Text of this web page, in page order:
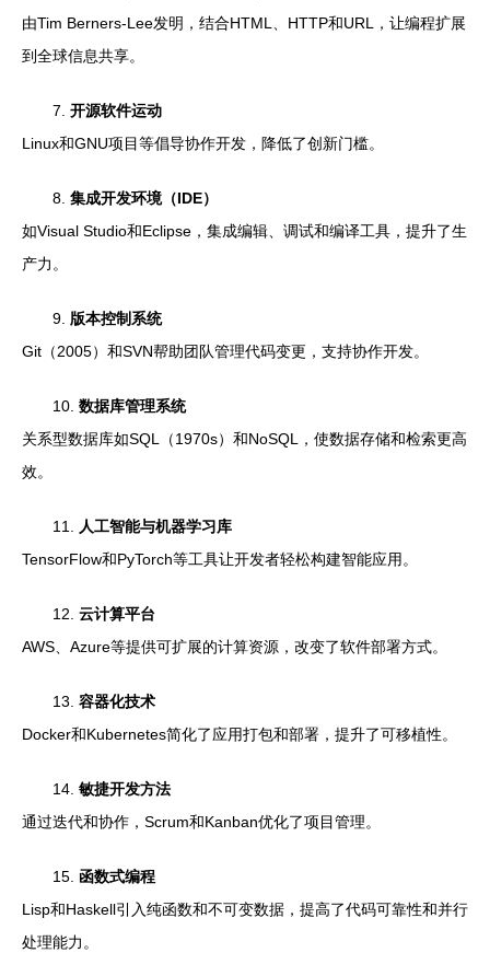
由Tim Berners-Lee发明，结合HTML、HTTP和URL，让编程扩展
到全球信息共享。
7. 开源软件运动
Linux和GNU项目等倡导协作开发，降低了创新门槛。
8. 集成开发环境（IDE）
如Visual Studio和Eclipse，集成编辑、调试和编译工具，提升了生
产力。
9. 版本控制系统
Git（2005）和SVN帮助团队管理代码变更，支持协作开发。
10. 数据库管理系统
关系型数据库如SQL（1970s）和NoSQL，使数据存储和检索更高
效。
11.
人工智能与机器学习库
TensorFlow和PyTorch等工具让开发者轻松构建智能应用。
12. 云计算平台
AWS、Azure等提供可扩展的计算资源，改变了软件部署方式。
13. 容器化技术
Docker和Kubernetes简化了应用打包和部署，提升了可移植性。
14. 敏捷开发方法
通过迭代和协作，Scrum和Kanban优化了项目管理。
15. 函数式编程
Lisp和Haskell引入纯函数和不可变数据，提高了代码可靠性和并行
处理能力。